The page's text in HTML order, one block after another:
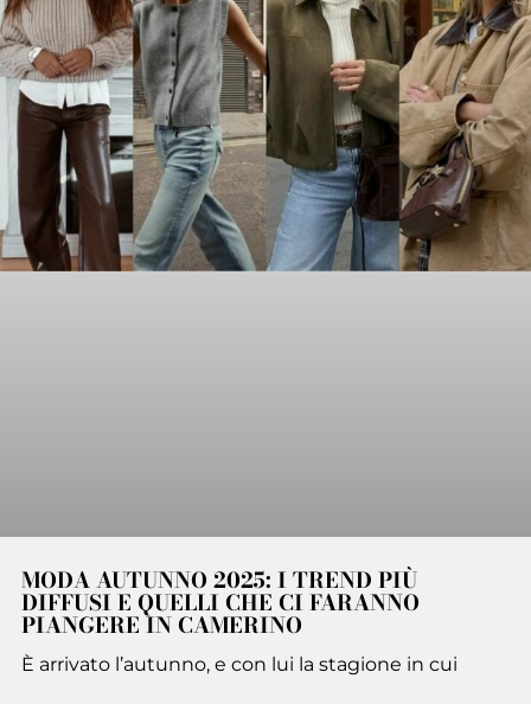
MODA AUTUNNO 2025: I TREND PIÙ
DIFFUSI E QUELLI CHE CI FARANNO
PIANGERE IN CAMERINO
È arrivato l’autunno, e con lui la stagione in cui